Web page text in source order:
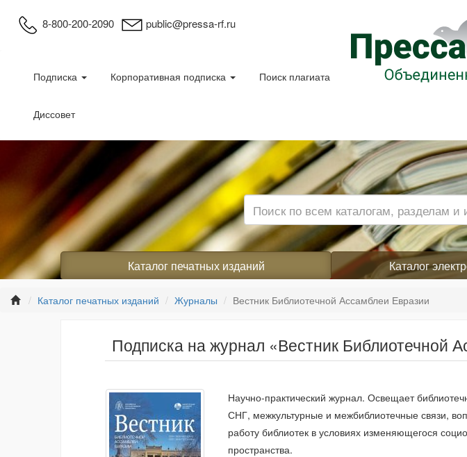
8-800-200-2090 public@pressa-rf.ru
Подписка Корпоративная подписка Поиск плагиата
Диссовет
Каталог печатных изданий Каталог
Каталог печатных изданий Журналы Вестник Библиотечной Ассамблеи Евразии
Подписка на журнал «Вестник Библиотечной
Научно-практический журнал. Освещает
СНГ, межкультурные и межбиблиотечные связи,
работу библиотек в условиях изменяющегося
пространства.